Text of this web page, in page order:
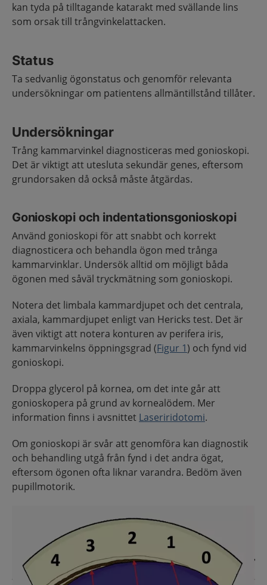
kan tyda på tilltagande katarakt med svällande lins
som orsak till trångvinkelattacken.
Status
Ta sedvanlig ögonstatus och genomför relevanta
undersökningar om patientens allmäntillstånd tillåter.
Undersökningar
Trång kammarvinkel diagnosticeras med gonioskopi.
Det är viktigt att utesluta sekundär genes, eftersom
grundorsaken då också måste åtgärdas.
Gonioskopi och indentationsgonioskopi
Använd gonioskopi för att snabbt och korrekt
diagnosticera och behandla ögon med trånga
kammarvinklar. Undersök alltid om möjligt båda
ögonen med såväl tryckmätning som gonioskopi.
Notera det limbala kammardjupet och det centrala,
axiala, kammardjupet enligt van Hericks test. Det är
även viktigt att notera konturen av perifera iris,
kammarvinkelns öppningsgrad (Figur 1) och fynd vid
gonioskopi.
Droppa glycerol på kornea, om det inte går att
gonioskopera på grund av kornealödem. Mer
information finns i avsnittet Laseriridotomi.
Om gonioskopi är svår att genomföra kan diagnostik
och behandling utgå från fynd i det andra ögat,
eftersom ögonen ofta liknar varandra. Bedöm även
pupillmotorik.